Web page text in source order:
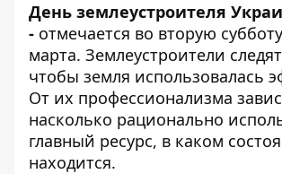
День землеустроителя
- отмечается во вторую субботу
марта. Землеустроители
чтобы земля использовалась
От их профессионализма
насколько рационально
главный ресурс, в каком
находится.